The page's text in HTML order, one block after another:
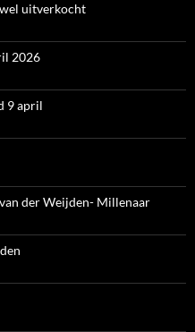
uitverkocht
2026
9 april
der Weijden- Millenaar